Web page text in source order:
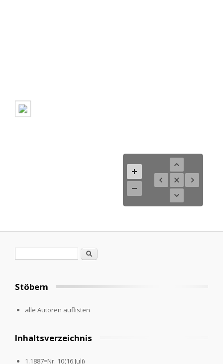
Search
Stöbern
alle Autoren auflisten
Inhaltsverzeichnis
1.1887=Nr. 10(16.Juli)